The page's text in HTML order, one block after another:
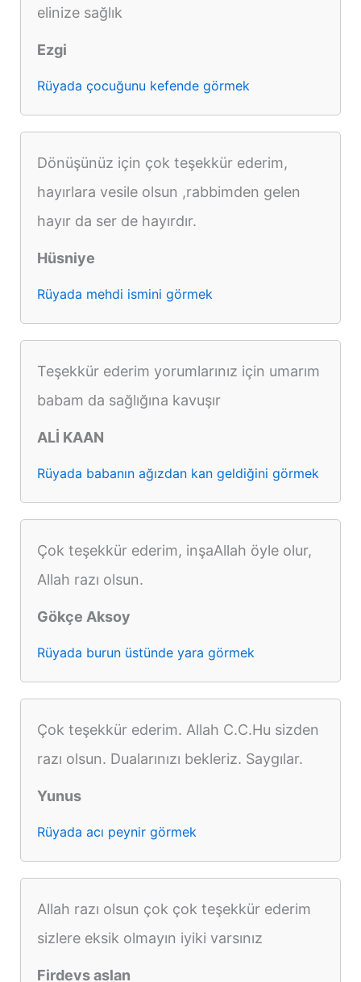
elinize sağlık
Ezgi
Rüyada çocuğunu kefende görmek
Dönüşünüz için çok teşekkür ederim,
hayırlara vesile olsun ,rabbimden gelen
hayır da ser de hayırdır.
Hüsniye
Rüyada mehdi ismini görmek
Teşekkür ederim yorumlarınız için umarım
babam da sağlığına kavuşır
ALİ KAAN
Rüyada babanın ağızdan kan geldiğini görmek
Çok teşekkür ederim, inşaAllah öyle olur,
Allah razı olsun.
Gökçe Aksoy
Rüyada burun üstünde yara görmek
Çok teşekkür ederim. Allah C.C.Hu sizden
razı olsun. Dualarınızı bekleriz. Saygılar.
Yunus
Rüyada acı peynir görmek
Allah razı olsun çok çok teşekkür ederim
sizlere eksik olmayın iyiki varsınız
Firdevs aslan